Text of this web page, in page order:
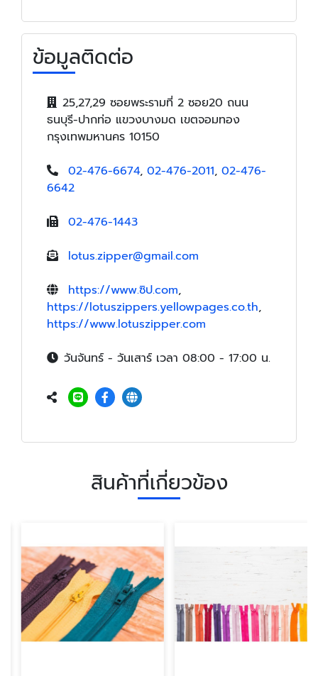
ข้อมูลติดต่อ
25,27,29 ซอยพระรามที่ 2 ซอย20 ถนน
ธนบุรี-ปากท่อ แขวงบางมด เขตจอมทอง
กรุงเทพมหานคร 10150
02-476-6674, 02-476-2011, 02-476-
6642
02-476-1443
lotus.zipper@gmail.com
https://www.ซิป.com,
https://lotuszippers.yellowpages.co.th,
https://www.lotuszipper.com
วันจันทร์ - วันเสาร์ เวลา 08:00 - 17:00 น.
สินค้าที่เกี่ยวข้อง